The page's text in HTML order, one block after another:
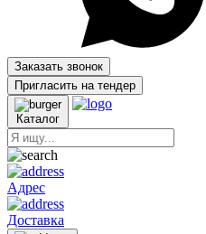
Заказать звонок
Пригласить на тендер
Каталог
Адрес
Доставка